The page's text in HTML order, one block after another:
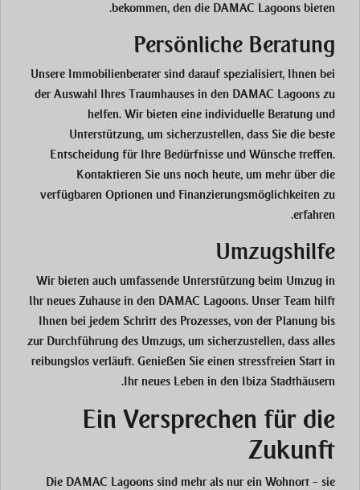
bekommen, den die DAMAC Lagoons bieten.
Persönliche Beratung
Unsere Immobilienberater sind darauf spezialisiert, Ihnen bei
der Auswahl Ihres Traumhauses in den DAMAC Lagoons zu
helfen. Wir bieten eine individuelle Beratung und
Unterstützung, um sicherzustellen, dass Sie die beste
Entscheidung für Ihre Bedürfnisse und Wünsche treffen.
Kontaktieren Sie uns noch heute, um mehr über die
verfügbaren Optionen und Finanzierungsmöglichkeiten zu
erfahren.
Umzugshilfe
Wir bieten auch umfassende Unterstützung beim Umzug in
Ihr neues Zuhause in den DAMAC Lagoons. Unser Team hilft
Ihnen bei jedem Schritt des Prozesses, von der Planung bis
zur Durchführung des Umzugs, um sicherzustellen, dass alles
reibungslos verläuft. Genießen Sie einen stressfreien Start in
Ihr neues Leben in den Ibiza Stadthäusern.
Ein Versprechen für die
Zukunft
Die DAMAC Lagoons sind mehr als nur ein Wohnort – sie